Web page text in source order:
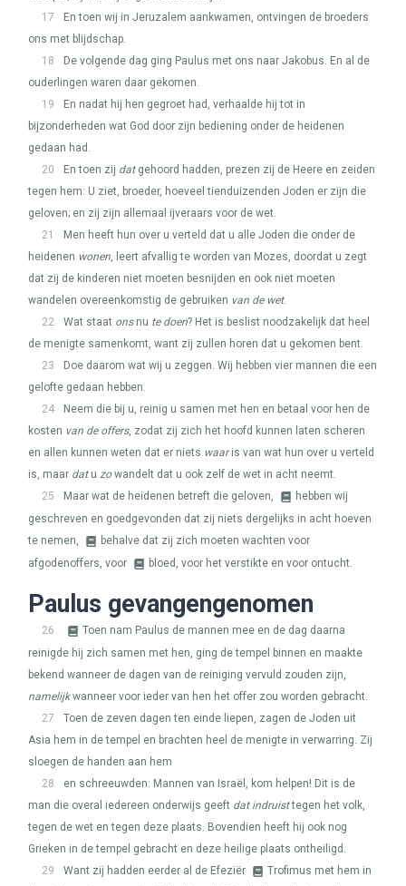
17
En toen wij in Jeruzalem aankwamen, ontvingen de broeders
ons met blijdschap.
18
De volgende dag ging Paulus met ons naar Jakobus. En al de
ouderlingen waren daar gekomen.
19
En nadat hij hen gegroet had, verhaalde hij tot in
bijzonderheden wat God door zijn bediening onder de heidenen
gedaan had.
20
En toen zij datgehoord hadden, prezen zij de Heere en zeiden
tegen hem: U ziet, broeder, hoeveel tienduizenden Joden er zijn die
geloven; en zij zijn allemaal ijveraars voor de wet.
21
Men heeft hun over u verteld dat u alle Joden die onder de
heidenen wonen, leert afvallig te worden van Mozes, doordat u zegt
dat zij de kinderen niet moeten besnijden en ook niet moeten
wandelen overeenkomstig de gebruiken van de wet.
22
Wat staat onsnu te doen? Het is beslist noodzakelijk dat heel
de menigte samenkomt, want zij zullen horen dat u gekomen bent.
23
Doe daarom wat wij u zeggen. Wij hebben vier mannen die een
gelofte gedaan hebben.
24
Neem die bij u, reinig u samen met hen en betaal voor hen de
kosten van de offers, zodat zij zich het hoofd kunnen laten scheren
en allen kunnen weten dat er niets waaris van wat hun over u verteld
is, maar datu zowandelt dat u ook zelf de wet in acht neemt.
25
Maar wat de heidenen betreft die geloven,
hebben wij
geschreven en goedgevonden dat zij niets dergelijks in acht hoeven
te nemen,
behalve dat zij zich moeten wachten voor
afgodenoffers, voor
bloed, voor het verstikte en voor ontucht.
Paulus gevangengenomen
26
Toen nam Paulus de mannen mee en de dag daarna
reinigde hij zich samen met hen, ging de tempel binnen en maakte
bekend wanneer de dagen van de reiniging vervuld zouden zijn,
namelijkwanneer voor ieder van hen het offer zou worden gebracht.
27
Toen de zeven dagen ten einde liepen, zagen de Joden uit
Asia hem in de tempel en brachten heel de menigte in verwarring. Zij
sloegen de handen aan hem
28
en schreeuwden: Mannen van Israël, kom helpen! Dit is de
man die overal iedereen onderwijs geeft dat indruisttegen het volk,
tegen de wet en tegen deze plaats. Bovendien heeft hij ook nog
Grieken in de tempel gebracht en deze heilige plaats ontheiligd.
29
Want zij hadden eerder al de Efeziër
Trofimus met hem in